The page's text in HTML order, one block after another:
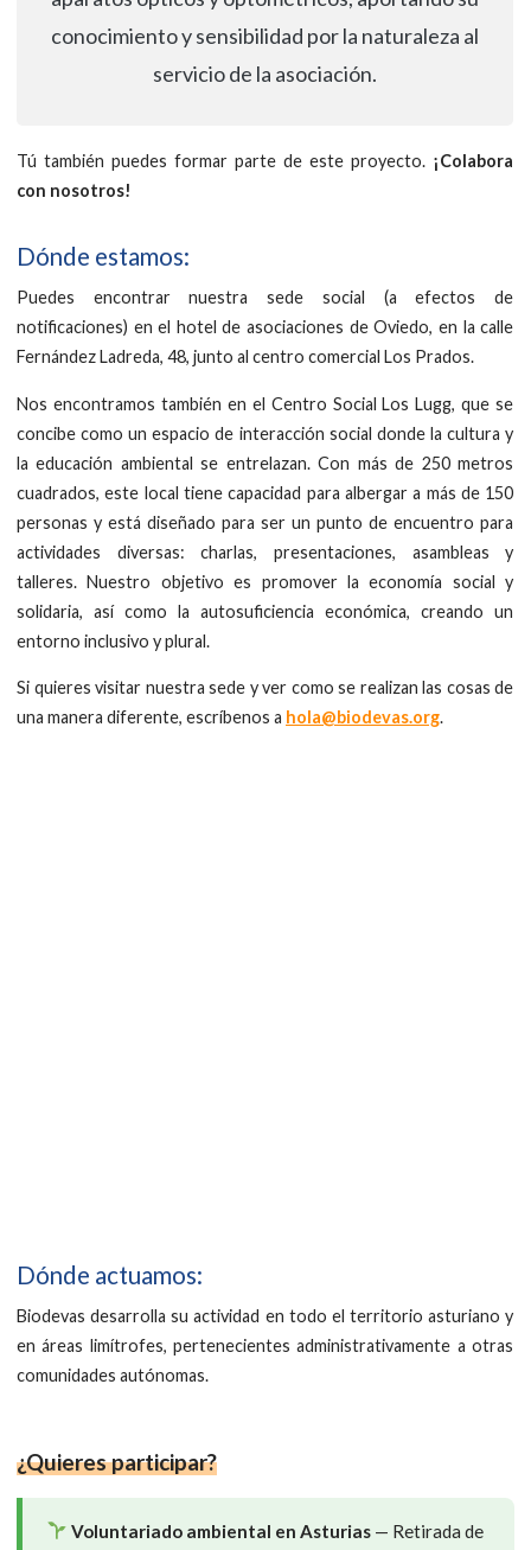
conocimiento y sensibilidad por la naturaleza al
servicio de la asociación.
Tú también puedes formar parte de este proyecto. ¡Colabora
con nosotros!
Dónde estamos:
Puedes encontrar nuestra sede social (a efectos de
notificaciones) en el hotel de asociaciones de Oviedo, en la calle
Fernández Ladreda, 48, junto al centro comercial Los Prados.
Nos encontramos también en el Centro Social Los Lugg, que se
concibe como un espacio de interacción social donde la cultura y
la educación ambiental se entrelazan. Con más de 250 metros
cuadrados, este local tiene capacidad para albergar a más de 150
personas y está diseñado para ser un punto de encuentro para
actividades diversas: charlas, presentaciones, asambleas y
talleres. Nuestro objetivo es promover la economía social y
solidaria, así como la autosuficiencia económica, creando un
entorno inclusivo y plural.
Si quieres visitar nuestra sede y ver como se realizan las cosas de
una manera diferente, escríbenos a hola@biodevas.org.
Dónde actuamos:
Biodevas desarrolla su actividad en todo el territorio asturiano y
en áreas limítrofes, pertenecientes administrativamente a otras
comunidades autónomas.
¿Quieres participar?
Voluntariado ambiental en Asturias— Retirada de